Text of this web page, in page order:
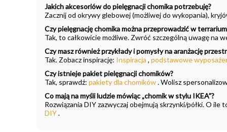
Jakich akcesoriów do pielęgnacji chomika potrzebuję?
Zacznij od okrywy glebowej (możliwej do wykopania),
Czy pielęgnację chomika można przeprowadzić w
Tak, to całkowicie możliwe. Zwróć szczególną uwagę
Czy masz również przykłady i pomysły na aranżację
Tak. Zobacz inspirację: Inspiracja , podstawowe
Czy istnieje pakiet pielęgnacji chomików?
Tak, sprawdź: pakiety dla chomików. Wolisz
Co mają na myśli ludzie mówiąc „chomik w stylu IKEA”?
Rozwiązania DIY zazwyczaj obejmują skrzynki/półki. O
DIY.